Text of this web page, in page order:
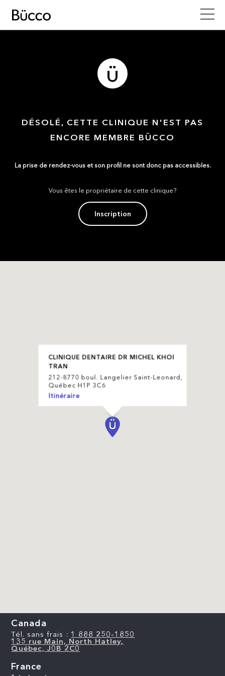
DÉSOLÉ, CETTE CLINIQUE N'EST PAS
ENCORE MEMBRE BÜCCO
La prise de rendez-vous et son profil ne sont donc pas accessibles.
Vous êtes le propriétaire de cette clinique?
Inscription
CLINIQUE DENTAIRE DR MICHEL KHOI
TRAN
212-8770 boul. Langelier Saint-Leonard,
Québec H1P 3C6
Itinéraire
Canada
Tél. sans frais : 1 888 250-1850
135 rue Main, North Hatley,
Québec, J0B 2C0
France